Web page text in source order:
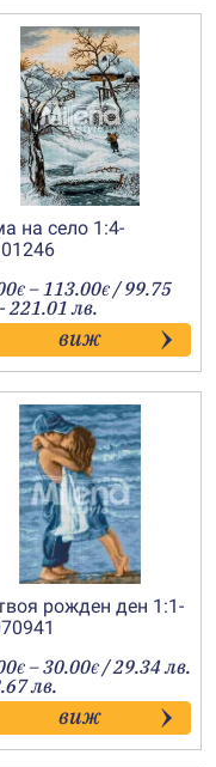
на село 1:4-
€ –113.00€Price
range:
51.00€
through
113.00€
/ 99.75
221.01 лв.
виж
рожден ден 1:1-
€ –30.00€Price
range:
15.00€
through
30.00€
/ 29.34 лв.
лв.
виж